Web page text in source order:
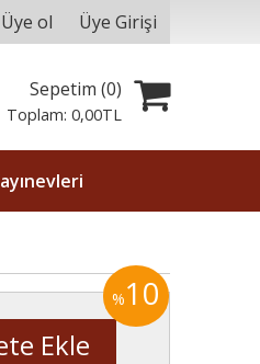
Üye ol Üye Girişi
Sepetim (0)
Toplam:0,00TL
%10
Ekle